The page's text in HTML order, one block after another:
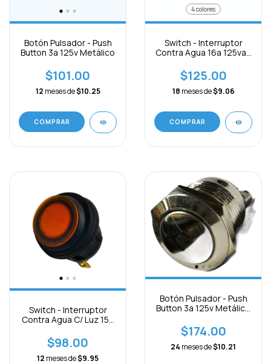
Botón Pulsador - Push
Button 3a 125v Metálico
$101.00
12 meses de$10.25
COMPRAR
4 colores
Switch - Interruptor
Contra Agua 16a 125vac
$125.00
18 meses de$9.06
COMPRAR
Switch - Interruptor
Contra Agua C/ Luz 15a
$98.00
12 meses de$9.95
Botón Pulsador - Push
Button 3a 125v Metálico
$174.00
24 meses de$10.21